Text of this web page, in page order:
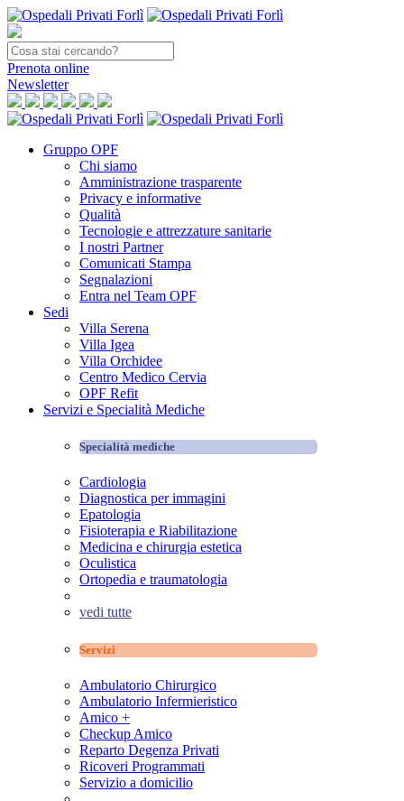
Prenota online
Newsletter
Gruppo OPF
Chi siamo
Amministrazione trasparente
Privacy e informative
Qualità
Tecnologie e attrezzature sanitarie
I nostri Partner
Comunicati Stampa
Segnalazioni
Entra nel Team OPF
Sedi
Villa Serena
Villa Igea
Villa Orchidee
Centro Medico Cervia
OPF Refit
Servizi e Specialità Mediche
Specialità mediche
Cardiologia
Diagnostica per immagini
Epatologia
Fisioterapia e Riabilitazione
Medicina e chirurgia estetica
Oculistica
Ortopedia e traumatologia
vedi tutte
Servizi
Ambulatorio Chirurgico
Ambulatorio Infermieristico
Amico +
Checkup Amico
Reparto Degenza Privati
Ricoveri Programmati
Servizio a domicilio